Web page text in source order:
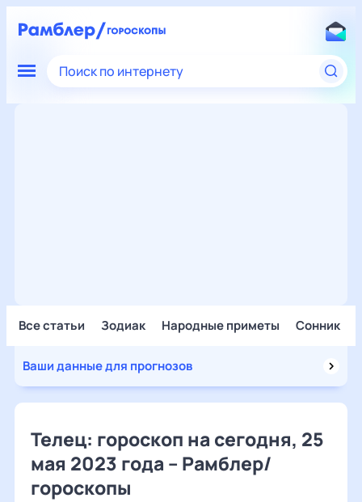
Поиск по интернету
Все статьи Зодиак Народные приметы Сонник
Ваши данные для прогнозов
Телец: гороскоп на сегодня, 25
мая 2023 года – Рамблер/
гороскопы